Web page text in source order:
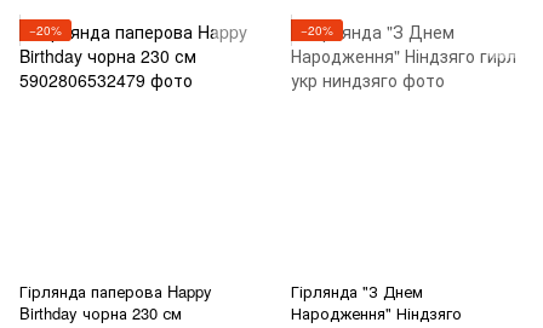
−20%
Гірлянда паперова Happy
Birthday чорна 230 см
−20%
Гірлянда "З Днем
Народження" Ніндзяго